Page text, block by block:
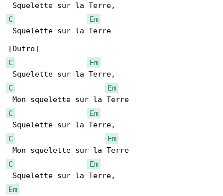
C
Em
Squelette sur la Terre
C
Em
C
Em
C
Em
C
Em
C
Em
Em